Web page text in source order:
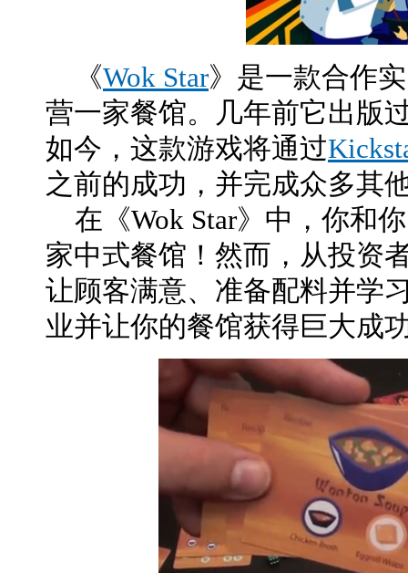
《Wok Star》是一款合作
营一家餐馆。几年前它出版
如今，这款游戏将通过
之前的成功，并完成众多其
在《Wok Star》中，你和
家中式餐馆！然而，从投资
让顾客满意、准备配料并学
业并让你的餐馆获得巨大成